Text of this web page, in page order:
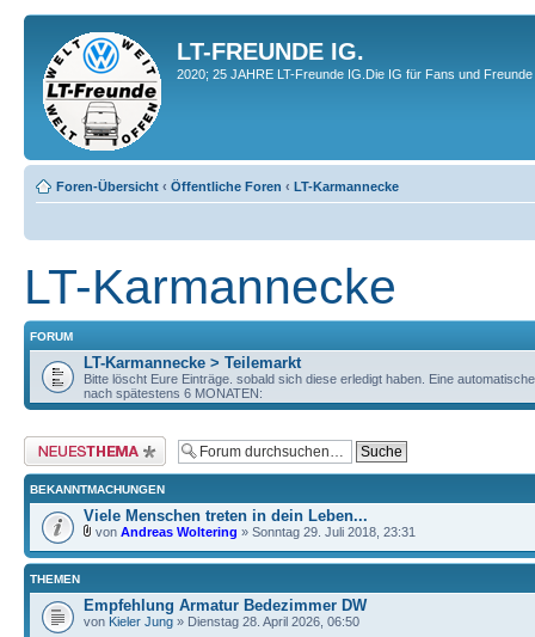
LT-FREUNDE IG.
2020; 25 JAHRE LT-Freunde IG.Die IG für Fans und
Foren-Übersicht ‹ Öffentliche Foren ‹ LT-Karmannecke
LT-Karmannecke
FORUM
LT-Karmannecke > Teilemarkt
Bitte löscht Eure Einträge. sobald sich diese erledigt haben. Eine
nach spätestens 6 MONATEN:
Neues Thema erstellen
BEKANNTMACHUNGEN
Viele Menschen treten in dein Leben...
von Andreas Woltering » Sonntag 29. Juli 2018, 23:31
THEMEN
Empfehlung Armatur Bedezimmer DW
von Kieler Jung » Dienstag 28. April 2026, 06:50